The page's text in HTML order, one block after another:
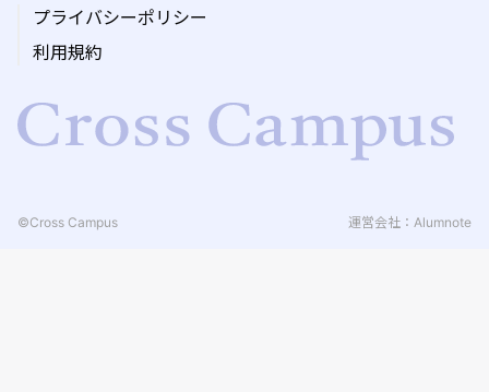
プライバシーポリシー
利用規約
©Cross Campus 運営会社：Alumnote